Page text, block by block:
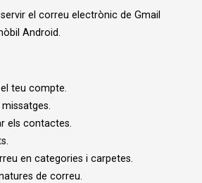
el correu electrònic de Gmail
Android.
teu compte.
els contactes.
en categories i carpetes.
de correu.